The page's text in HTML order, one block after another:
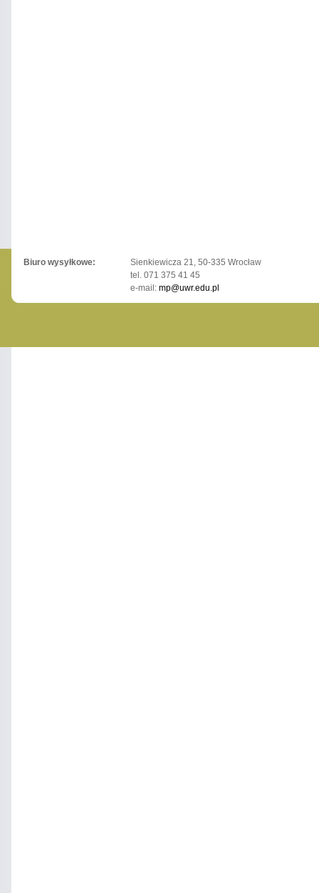
Biuro wysyłkowe:
Sienkiewicza 21, 50-335 Wrocław
tel. 071 375 41 45
e-mail: mp@uwr.edu.pl